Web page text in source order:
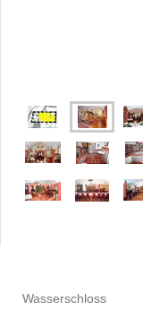
Wasserschloss